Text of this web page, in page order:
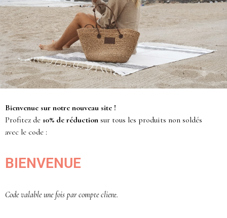
POUR LA MAISON
Bienvenue sur notre nouveau site !
Profitez de 10% de réduction sur tous les produits non soldés
avec le code :
BIENVENUE
Code valable une fois par compte client.